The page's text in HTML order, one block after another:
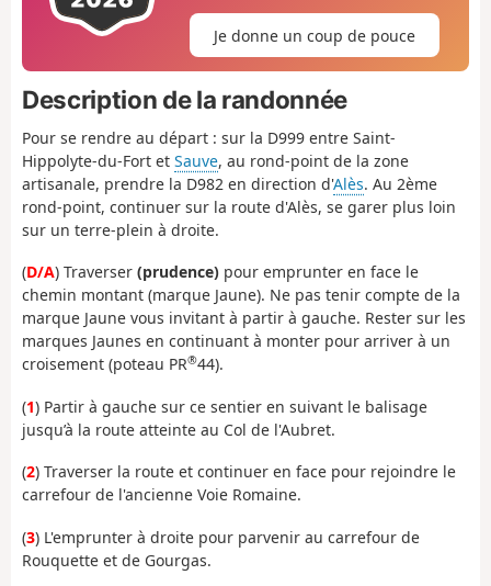
Je donne un coup de pouce
Description de la randonnée
Pour se rendre au départ : sur la D999 entre Saint-
Hippolyte-du-Fort et Sauve, au rond-point de la zone
artisanale, prendre la D982 en direction d'Alès. Au 2ème
rond-point, continuer sur la route d'Alès, se garer plus loin
sur un terre-plein à droite.
(D/A) Traverser (prudence) pour emprunter en face le
chemin montant (marque Jaune). Ne pas tenir compte de la
marque Jaune vous invitant à partir à gauche. Rester sur les
marques Jaunes en continuant à monter pour arriver à un
croisement (poteau PR®44).
(1) Partir à gauche sur ce sentier en suivant le balisage
jusqu’à la route atteinte au Col de l'Aubret.
(2) Traverser la route et continuer en face pour rejoindre le
carrefour de l'ancienne Voie Romaine.
(3) L'emprunter à droite pour parvenir au carrefour de
Rouquette et de Gourgas.